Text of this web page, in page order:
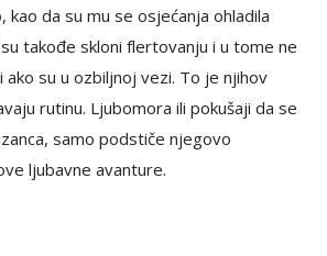
kao da su mu se osjećanja ohladila
takođe skloni flertovanju i u tome ne
ako su u ozbiljnoj vezi. To je njihov
rutinu. Ljubomora ili pokušaji da se
samo podstiče njegovo
ljubavne avanture.